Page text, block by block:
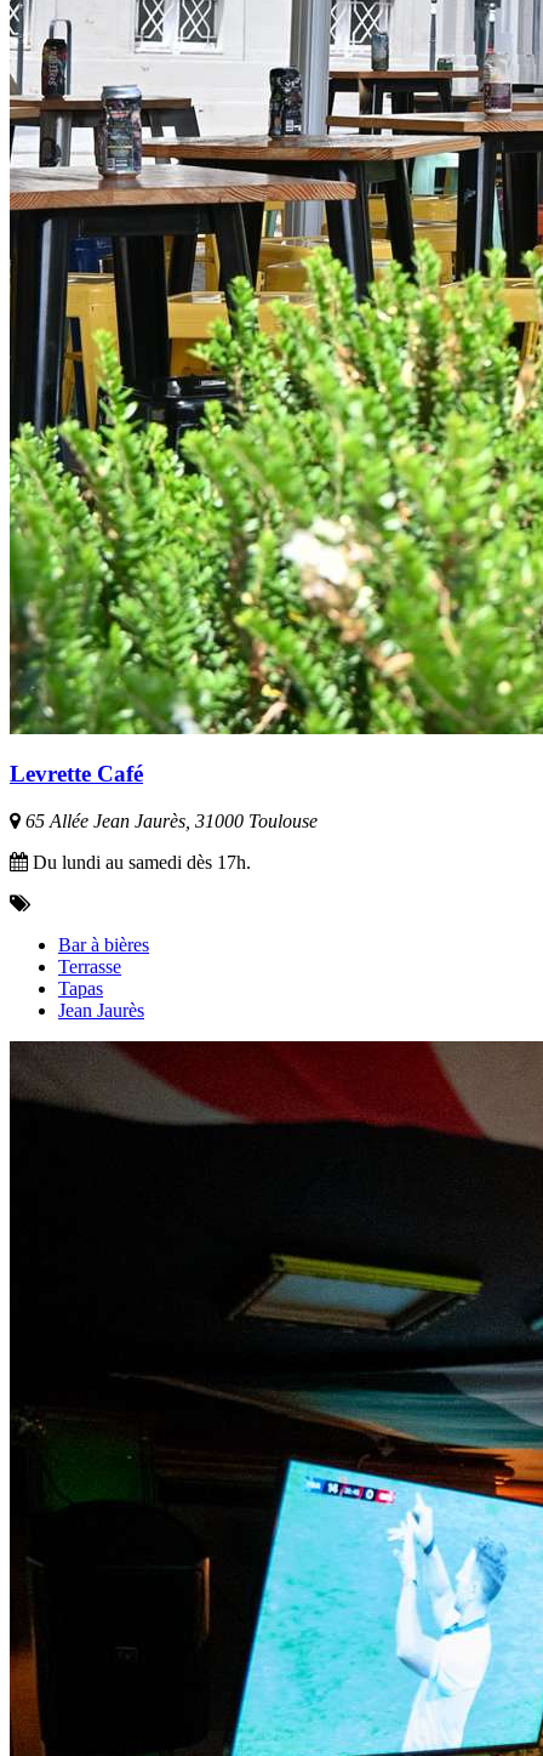
Levrette Café
65 Allée Jean Jaurès, 31000 Toulouse
Du lundi au samedi dès 17h.
Bar à bières
Terrasse
Tapas
Jean Jaurès